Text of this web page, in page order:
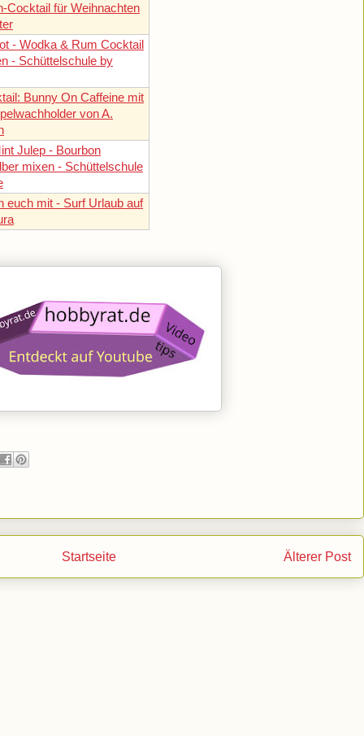
Cocktail für Weihnachten
- Wodka & Rum Cocktail
- Schüttelschule by
Bunny On Caffeine mit
von A.
Julep - Bourbon
mixen - Schüttelschule
euch mit - Surf Urlaub auf
Älterer Post
Startseite